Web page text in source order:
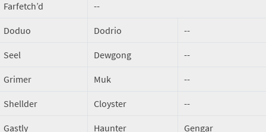
Farfetch’d --
Doduo Dodrio --
Seel Dewgong --
Grimer Muk --
Shellder Cloyster --
Gastly Haunter Gengar